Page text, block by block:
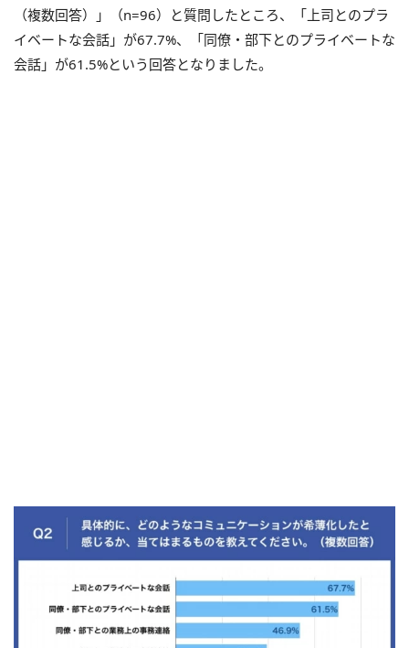
（複数回答）」（n=96）と質問したところ、「上司とのプラ
イベートな会話」が67.7%、「同僚・部下とのプライベートな
会話」が61.5%という回答となりました。